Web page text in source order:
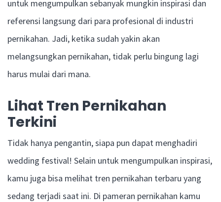
untuk mengumpulkan sebanyak mungkin inspirasi dan
referensi langsung dari para profesional di industri
pernikahan. Jadi, ketika sudah yakin akan
melangsungkan pernikahan, tidak perlu bingung lagi
harus mulai dari mana.
Lihat Tren Pernikahan
Terkini
Tidak hanya pengantin, siapa pun dapat menghadiri
wedding festival! Selain untuk mengumpulkan inspirasi,
kamu juga bisa melihat tren pernikahan terbaru yang
sedang terjadi saat ini. Di pameran pernikahan kamu